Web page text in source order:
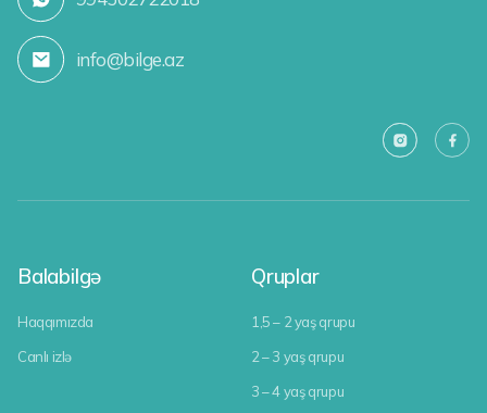
info@bilge.az
Balabilgə
Haqqımızda
Canlı izlə
Qruplar
1,5 – 2 yaş qrupu
2 – 3 yaş qrupu
3 – 4 yaş qrupu